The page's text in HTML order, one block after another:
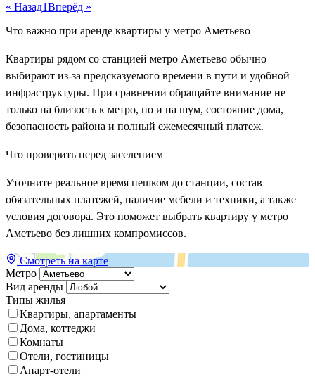
« Назад1Вперёд »
Что важно при аренде квартиры у метро Аметьево
Квартиры рядом со станцией метро Аметьево обычно
выбирают из-за предсказуемого времени в пути и удобной
инфраструктуры. При сравнении обращайте внимание не
только на близость к метро, но и на шум, состояние дома,
безопасность района и полный ежемесячный платеж.
Что проверить перед заселением
Уточните реальное время пешком до станции, состав
обязательных платежей, наличие мебели и техники, а также
условия договора. Это поможет выбрать квартиру у метро
Аметьево без лишних компромиссов.
Смотреть на карте
Метро
Вид аренды
Типы жилья
Квартиры, апартаменты
Дома, коттеджи
Комнаты
Отели, гостиницы
Апарт-отели